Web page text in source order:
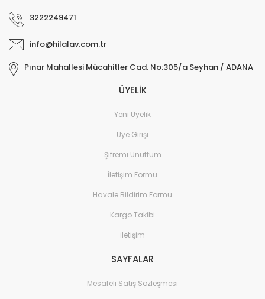
3222249471
info@hilalav.com.tr
Pınar Mahallesi Mücahitler Cad. No:305/a Seyhan / ADANA
ÜYELİK
Yeni Üyelik
Üye Girişi
Şifremi Unuttum
İletişim Formu
Havale Bildirim Formu
Kargo Takibi
İletişim
SAYFALAR
Mesafeli Satış Sözleşmesi